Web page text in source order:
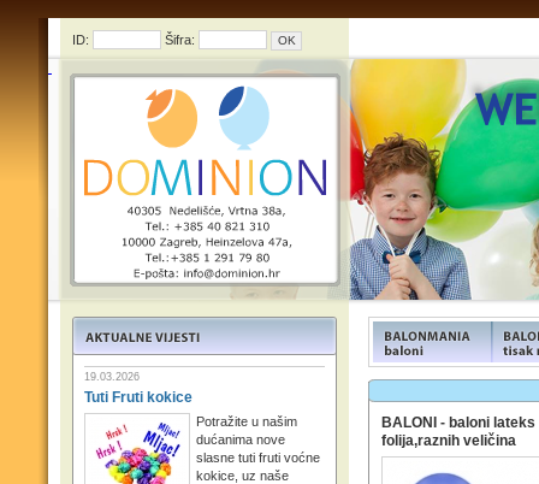
ID: Šifra:
19.03.2026
Tuti Fruti kokice
Potražite u našim
dućanima nove
slasne tuti fruti voćne
kokice, uz naše
BALONI - baloni lateks
folija,raznih veličina